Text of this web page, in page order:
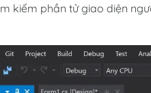
kiếm phần tử giao diện